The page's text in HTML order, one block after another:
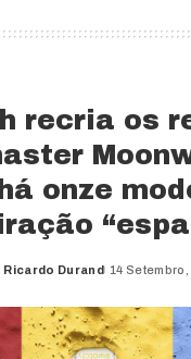
recria os
onze
Posted
Ricardo Durand 14